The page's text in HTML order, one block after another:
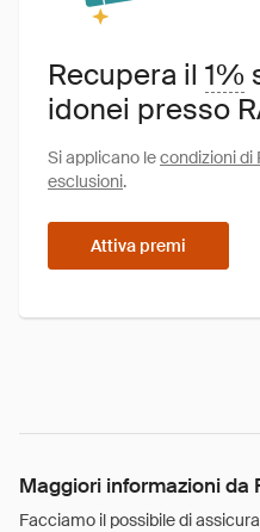
Recupera il 1%
idonei presso
Si applicano lecondizioni di
esclusioni.
Attiva premi
Maggiori informazioni da
Facciamo il possibile di